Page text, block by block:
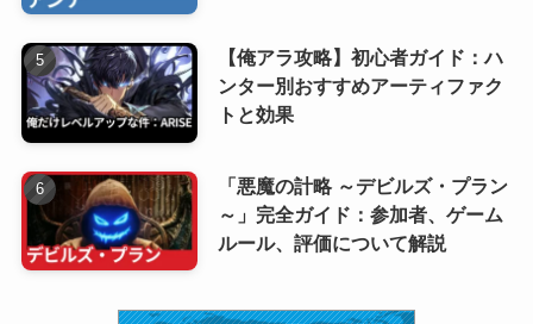
【俺アラ攻略】初心者ガイド：ハ
ンター別おすすめアーティファク
トと効果
「悪魔の計略 ～デビルズ・プラン
～」完全ガイド：参加者、ゲーム
ルール、評価について解説